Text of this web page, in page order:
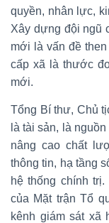
quyền, nhân lực,
Xây dựng đội ngũ
mới là vấn đề
cấp xã là thước
mới.
Tổng Bí thư, Chủ
là tài sản, là
nâng cao chất
thông tin, hạ tầng
hệ thống chính
của Mặt trận Tổ
kênh giám sát xã